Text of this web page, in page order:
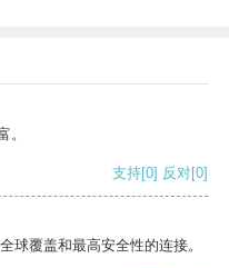
。
支持[0] 反对[0]
球覆盖和最高安全性的连接。